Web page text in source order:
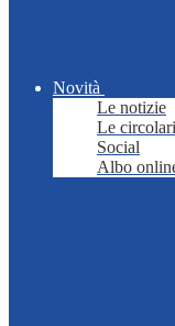
Novità
Le notizie
Le circolari
Social
Albo